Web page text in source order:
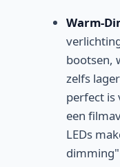
Warm-
bootsen,
zelfs
perfect is
een
LEDs